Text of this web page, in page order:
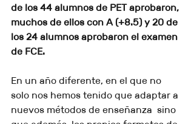
de los 44 alumnos de PET aprobaron,
muchos de ellos con A (+8.5) y 20 de
los 24 alumnos aprobaron el examen
de FCE.
En un año diferente, en el que no
solo nos hemos tenido que adaptar a
nuevos métodos de enseñanza  sino